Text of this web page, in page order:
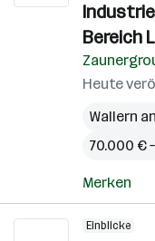
Bereich
Heute
Wallern
70.000 €
Merken
Einblicke